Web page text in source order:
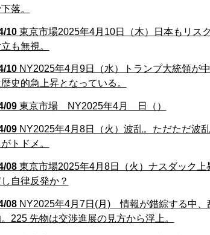
落。
10 東京市場2025年4月10日（木）日本もリス
も無視。
10 NY2025年4月9日（水）トランプ大統領が
史的急上昇となっている。
09 東京市場 NY2025年4月 日（）
09 NY2025年4月8日（火）波乱。ただただ波
トドメ。
08 東京市場2025年4月8日（火）ナスダック
し自律反発か？
08 NY2025年4月7日(月) 情報が錯綜する中、
225 先物は交渉進展の見方から浮上。